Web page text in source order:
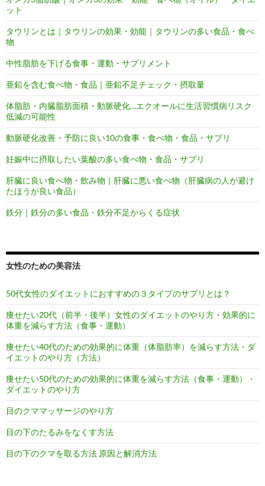
ット
タウリンとは｜タウリンの効果・効能｜タウリンの多い食品・食べ
物
中性脂肪を下げる食事・運動・サプリメント
亜鉛を含む食べ物・食品｜亜鉛不足チェック・摂取量
体脂肪・内臓脂肪面積・動脈硬化…エクオールに生活習慣病リスク
低減の可能性
動脈硬化改善・予防に良い10の食事・食べ物・食品・サプリ
妊娠中に摂取したい葉酸の多い食べ物・食品・サプリ
肝臓に良い食べ物・飲み物｜肝臓に悪い食べ物（肝臓病の人が避け
たほうが良い食品）
鉄分｜鉄分の多い食品・鉄分不足からくる症状
女性のための美容法
50代女性のダイエットにおすすめの３タイプのサプリとは？
痩せたい20代（前半・後半）女性のダイエットのやり方・効果的に
体重を減らす方法（食事・運動）
痩せたい40代のための効果的に体重（体脂肪率）を減らす方法・ダ
イエットのやり方（方法）
痩せたい50代のための効果的に体重を減らす方法（食事・運動）・
ダイエットのやり方
目のクママッサージのやり方
目の下のたるみをなくす方法
目の下のクマを取る方法 原因と解消方法